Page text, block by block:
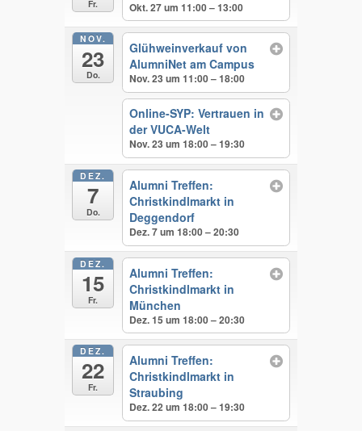
Fr. Okt. 27 um 11:00 – 13:00
NOV.
23
Do.
Glühweinverkauf von
AlumniNet am Campus
Nov. 23 um 11:00 – 18:00
Online-SYP: Vertrauen in
der VUCA-Welt
Nov. 23 um 18:00 – 19:30
DEZ.
7
Do.
Alumni Treffen:
Christkindlmarkt in
Deggendorf
Dez. 7 um 18:00 – 20:30
DEZ.
15
Fr.
Alumni Treffen:
Christkindlmarkt in
München
Dez. 15 um 18:00 – 20:30
DEZ.
22
Fr.
Alumni Treffen:
Christkindlmarkt in
Straubing
Dez. 22 um 18:00 – 19:30